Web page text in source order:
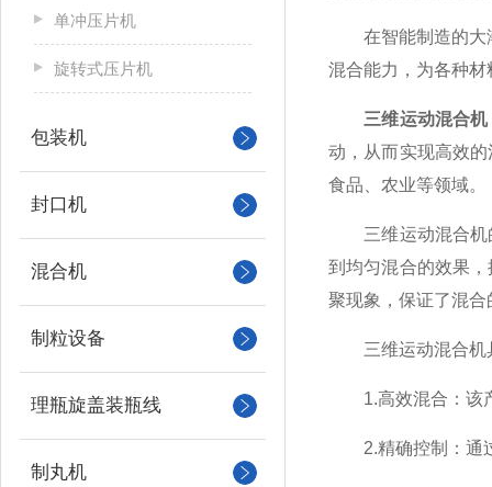
单冲压片机
旋转式压片机
包装机
封口机
混合机
制粒设备
理瓶旋盖装瓶线
制丸机
在智能制造的大潮
混合能力，为各种
三维运动混合机
动，从而实现高效
食品、农业等领域。
三维运动混合机的
到均匀混合的效果
聚现象，保证了混
三维运动混合机
1.高效混合：该产
2.精确控制：通过